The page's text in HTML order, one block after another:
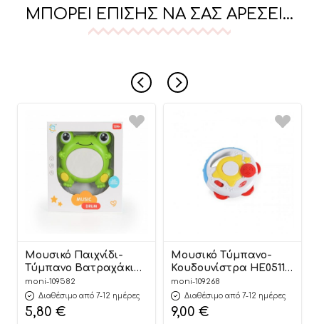
ΜΠΟΡΕΊ ΕΠΊΣΗΣ ΝΑ ΣΑΣ ΑΡΈΣΕΙ…
Μουσικό Παιχνίδι-
Τύμπανο Βατραχάκι
Toy drum Frog MBX06-1
3800146269487 12m+ –
Mebo Star
moni-109582
Διαθέσιμο από 7-12 ημέρες
5,80 €
Μουσικό Τύμπανο-
Κουδουνίστρα HE0511
3800146222413 –
Huanger
moni-109268
Διαθέσιμο από 7-12 ημέρες
9,00 €